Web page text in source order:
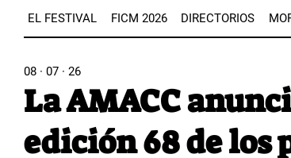
EL FESTIVAL FICM 2026 DIRECTORIOS
08 · 07 · 26
La AMACC
edición 68 de los